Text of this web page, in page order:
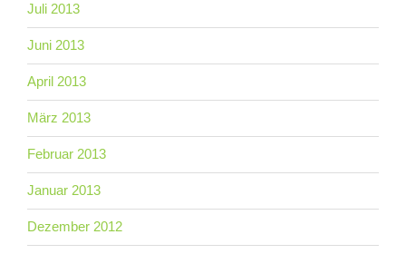
Juli 2013
Juni 2013
April 2013
März 2013
Februar 2013
Januar 2013
Dezember 2012